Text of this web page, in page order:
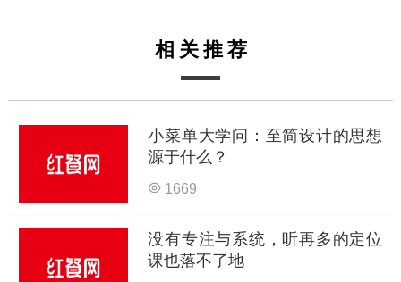
相关推荐
小菜单大学问：至简设计的思想
源于什么？
1669
没有专注与系统，听再多的定位
课也落不了地